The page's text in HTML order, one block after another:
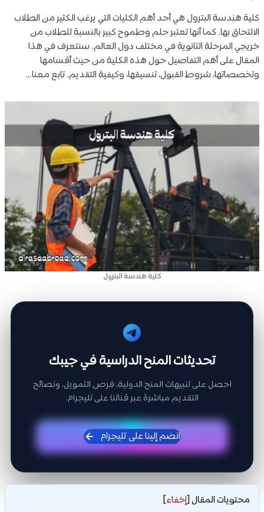
كلية هندسة البترول هي أحد أهم الكليات التي يرغب الكثير من الطلاب
الالتحاق بها. كما أنها تعتبر حلم وطموح كبير بالنسبة للطلاب من
خريجي المرحلة الثانوية في مختلف دول العالم. سنتعرف في هذا
المقال على أهم التفاصيل حول هذه الكلية من حيث أقسامها
وتخصصاتها، شروط القبول، تنسيقها، وكيفية التقديم. تابع معنا…
كلية هندسة البترول
تحديثات المنح الدراسية في جيبك
احصل على تنبيهات المنح الدولية، فرص التمويل، ونصائح
التقديم مباشرة عبر قناتنا على تليجرام.
انضم إلينا على تليجرام
محتويات المقال[إخفاء]